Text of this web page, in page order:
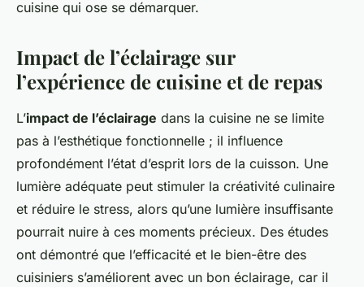
cuisine qui ose se démarquer.
Impact de l’éclairage sur
l’expérience de cuisine et de repas
L’impact de l’éclairage dans la cuisine ne se limite
pas à l’esthétique fonctionnelle ; il influence
profondément l’état d’esprit lors de la cuisson. Une
lumière adéquate peut stimuler la créativité culinaire
et réduire le stress, alors qu’une lumière insuffisante
pourrait nuire à ces moments précieux. Des études
ont démontré que l’efficacité et le bien-être des
cuisiniers s’améliorent avec un bon éclairage, car il